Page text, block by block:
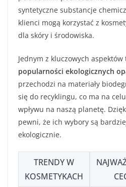
syntetyczne substancje
klienci mogą korzystać z
dla skóry i środowiska.
Jednym z kluczowych
popularności ekologicznych
przechodzi na materiały
się do recyklingu, co ma na
wpływu na naszą planetę.
pewni, że ich wybory są
ekologicznie.
TRENDY W
KOSMETYKACH